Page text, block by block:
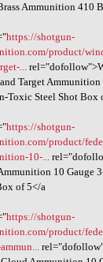
Ammunition 410
https://shotgun-
product/
...
Target
Toxic Steel Shot Box
https://shotgun-
product/
10-...
10 Gauge
of 5</a
https://shotgun-
product/